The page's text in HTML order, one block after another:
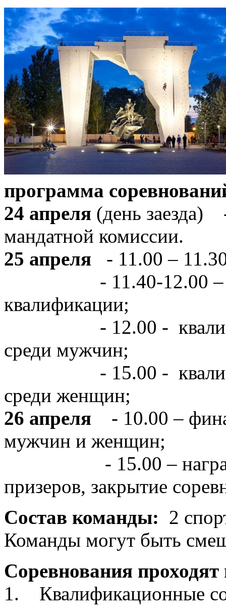
программа
24 апреля (день заезда)
мандатной комиссии.
25 апреля - 11.00 –
- 11.40-12.00 –
квалификации;
- 12.00 -
среди мужчин;
- 15.00 -
среди женщин;
26 апреля
- 10.00 –
мужчин и женщин;
- 15.00 –
призеров, закрытие
Состав команды: 2
Команды могут быть
Соревнования проходят
1. Квалификационные